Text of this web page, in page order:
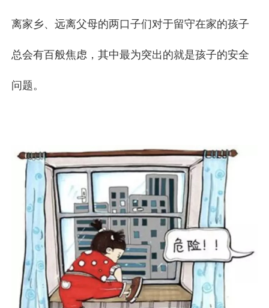
离家乡、远离父母的两口子们对于留守在家的孩子
总会有百般焦虑，其中最为突出的就是孩子的安全
问题。